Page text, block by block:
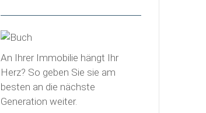
An Ihrer Immobilie hängt Ihr
Herz? So geben Sie sie am
besten an die nächste
Generation weiter.